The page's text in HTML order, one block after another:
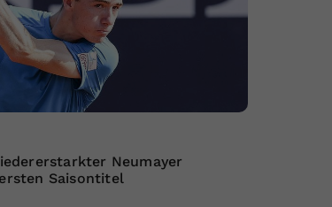
Neumayer
Saisontitel